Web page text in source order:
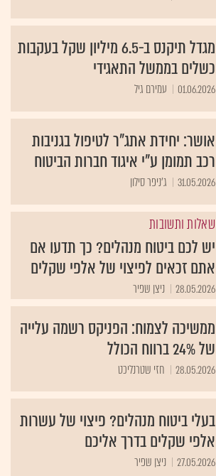
מגדל תיקנס ב-6.5 מיליון שקל בעקבות
כשלים בממשל התאגידי
01.06.2026 עמירם גיל
אושר: יחידת אתג"ר לטיפול בגניבות
רכב תמומן ע"י איגוד חברות הביטוח
31.05.2026 ג'ניפר סילון
שאלות ותשובות
יש לכם ביטוח מנהלים? כך תדעו אם
אתם זכאים לפיצוי של אלפי שקלים
28.05.2026 ניצן שפיר
ממשיכה לצמוח: הפניקס רשמה עלייה
של 24% ברווח הכולל
28.05.2026 חזי שטרנליכט
בעלי ביטוח מנהלים? פיצוי של עשרות
אלפי שקלים בדרך אליכם
27.05.2026 ניצן שפיר